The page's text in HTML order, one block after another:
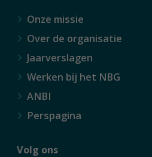
Onze missie
Over de organisatie
Jaarverslagen
Werken bij het NBG
ANBI
Perspagina
Volg ons